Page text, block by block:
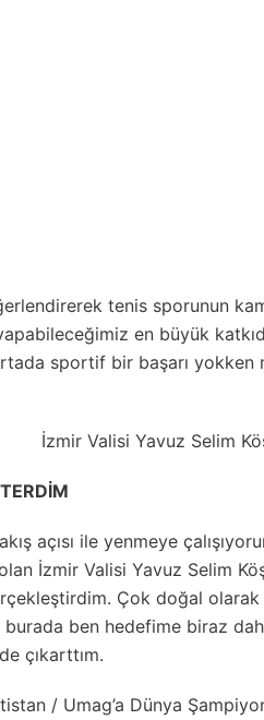
tenis sporunun
en büyük
sportif bir başarı
İzmir Valisi Yavuz Selim
açısı ile yenmeye
İzmir Valisi Yavuz Selim
Çok doğal
ben hedefime biraz
çıkarttım.
/ Umag’a Dünya